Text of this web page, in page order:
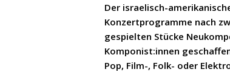
Der israelisch-
Konzertprogramme nach
gespielten Stücke
Komponist:innen
Pop, Film-, Folk- oder